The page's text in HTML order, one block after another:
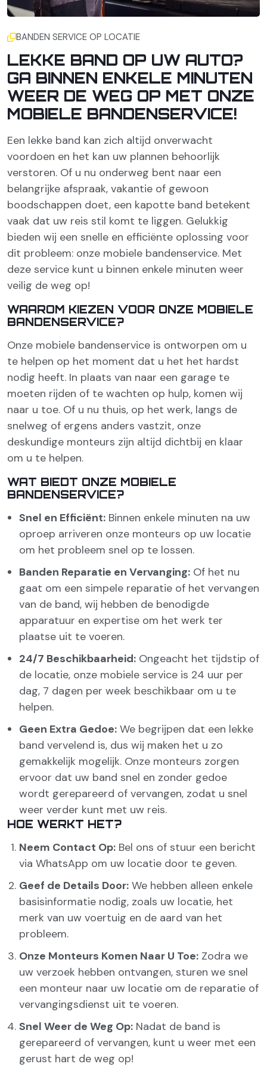
BANDEN SERVICE OP LOCATIE
LEKKE BAND OP UW AUTO?
GA BINNEN ENKELE MINUTEN
WEER DE WEG OP MET ONZE
MOBIELE BANDENSERVICE!
Een lekke band kan zich altijd onverwacht
voordoen en het kan uw plannen behoorlijk
verstoren. Of u nu onderweg bent naar een
belangrijke afspraak, vakantie of gewoon
boodschappen doet, een kapotte band betekent
vaak dat uw reis stil komt te liggen. Gelukkig
bieden wij een snelle en efficiënte oplossing voor
dit probleem: onze mobiele bandenservice. Met
deze service kunt u binnen enkele minuten weer
veilig de weg op!
WAAROM KIEZEN VOOR ONZE MOBIELE
BANDENSERVICE?
Onze mobiele bandenservice is ontworpen om u
te helpen op het moment dat u het het hardst
nodig heeft. In plaats van naar een garage te
moeten rijden of te wachten op hulp, komen wij
naar u toe. Of u nu thuis, op het werk, langs de
snelweg of ergens anders vastzit, onze
deskundige monteurs zijn altijd dichtbij en klaar
om u te helpen.
WAT BIEDT ONZE MOBIELE
BANDENSERVICE?
Snel en Efficiënt: Binnen enkele minuten na uw
oproep arriveren onze monteurs op uw locatie
om het probleem snel op te lossen.
Banden Reparatie en Vervanging: Of het nu
gaat om een simpele reparatie of het vervangen
van de band, wij hebben de benodigde
apparatuur en expertise om het werk ter
plaatse uit te voeren.
24/7 Beschikbaarheid: Ongeacht het tijdstip of
de locatie, onze mobiele service is 24 uur per
dag, 7 dagen per week beschikbaar om u te
helpen.
Geen Extra Gedoe: We begrijpen dat een lekke
band vervelend is, dus wij maken het u zo
gemakkelijk mogelijk. Onze monteurs zorgen
ervoor dat uw band snel en zonder gedoe
wordt gerepareerd of vervangen, zodat u snel
weer verder kunt met uw reis.
HOE WERKT HET?
Neem Contact Op: Bel ons of stuur een bericht
via WhatsApp om uw locatie door te geven.
Geef de Details Door: We hebben alleen enkele
basisinformatie nodig, zoals uw locatie, het
merk van uw voertuig en de aard van het
probleem.
Onze Monteurs Komen Naar U Toe: Zodra we
uw verzoek hebben ontvangen, sturen we snel
een monteur naar uw locatie om de reparatie of
vervangingsdienst uit te voeren.
Snel Weer de Weg Op: Nadat de band is
gerepareerd of vervangen, kunt u weer met een
gerust hart de weg op!